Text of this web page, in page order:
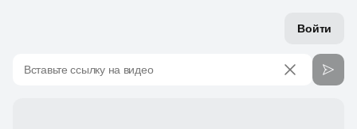
Войти
Вставьте ссылку на видео